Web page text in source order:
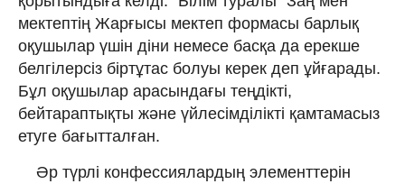
мектептің Жарғысы мектеп формасы барлық
оқушылар үшін діни немесе басқа да ерекше
белгілерсіз біртұтас болуы керек деп ұйғарады.
Бұл оқушылар арасындағы теңдікті,
бейтараптықты және үйлесімділікті қамтамасыз
етуге бағытталған.
Әр түрлі конфессиялардың элементтерін